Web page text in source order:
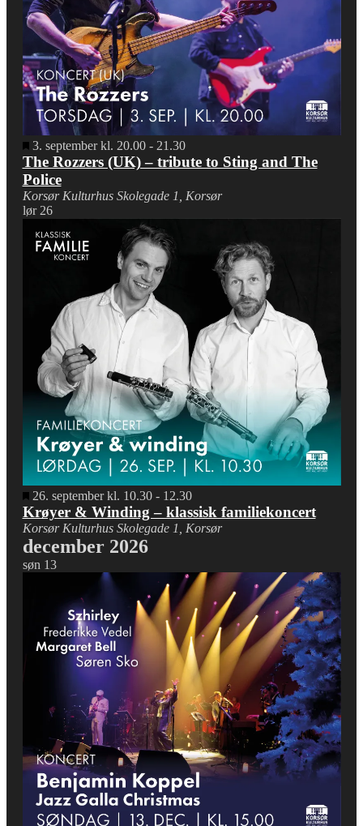
Fremhævet
3. september kl. 20.00- 21.30
The Rozzers (UK) – tribute to Sting and The
Police
Korsør Kulturhus Skolegade 1, Korsør
lør 26
Fremhævet
26. september kl. 10.30- 12.30
Krøyer & Winding – klassisk familiekoncert
Korsør Kulturhus Skolegade 1, Korsør
december 2026
søn 13